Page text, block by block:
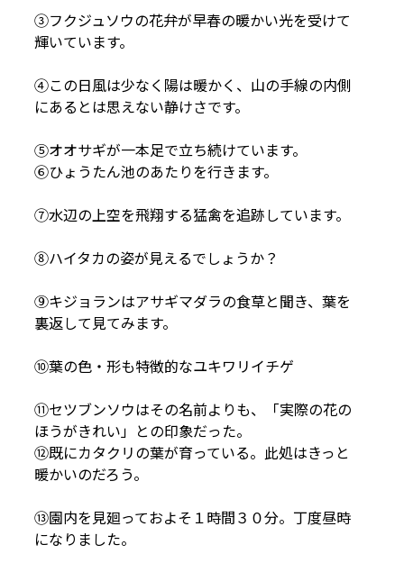
③フクジュソウの花弁が早春の暖かい光を受けて
輝いています。
④この日風は少なく陽は暖かく、山の手線の内側
にあるとは思えない静けさです。
⑤オオサギが一本足で立ち続けています。
⑥ひょうたん池のあたりを行きます。
⑦水辺の上空を飛翔する猛禽を追跡しています。
⑧ハイタカの姿が見えるでしょうか？
⑨キジョランはアサギマダラの食草と聞き、葉を
裏返して見てみます。
⑩葉の色・形も特徴的なユキワリイチゲ
⑪セツブンソウはその名前よりも、「実際の花の
ほうがきれい」との印象だった。
⑫既にカタクリの葉が育っている。此処はきっと
暖かいのだろう。
⑬園内を見廻っておよそ１時間３０分。丁度昼時
になりました。